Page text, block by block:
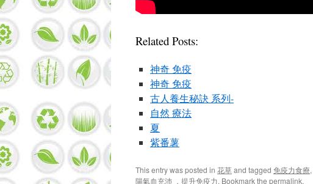
Related Posts:
神奇 免疫
神奇 免疫
古人養生秘訣 系列-
自然 療法
夏
紫番薯
This entry was posted in 花草and tagged 免疫力食療,
陽氣血充沛 ，提升免疫力. Bookmark the permalink.